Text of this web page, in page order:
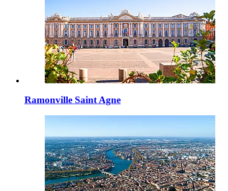
Ramonville Saint Agne